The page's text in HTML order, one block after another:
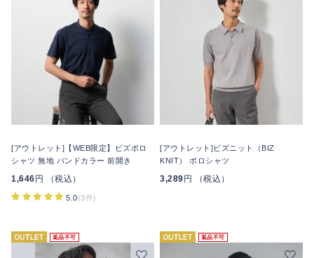
[アウトレット]【WEB限定】ビズポロ
シャツ 無地 バンドカラー 前開き
1,646 円 （税込）
5.0(3件)
[アウトレット]ビズニット（BIZ
KNIT） ポロシャツ
3,289 円 （税込）
返品不可 返品不可